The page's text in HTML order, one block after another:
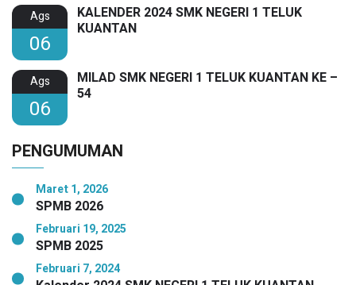
Ags
06
KALENDER 2024 SMK NEGERI 1 TELUK
KUANTAN
Ags
06
MILAD SMK NEGERI 1 TELUK KUANTAN KE –
54
PENGUMUMAN
Maret 1, 2026
SPMB 2026
Februari 19, 2025
SPMB 2025
Februari 7, 2024